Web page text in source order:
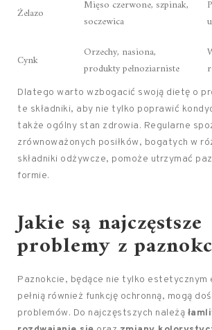
Żelazo
Mięso czerwone, szpinak,
soczewica
Cynk
Orzechy, nasiona,
produkty pełnoziarniste
Dlatego warto wzbogacić swoją dietę o
te składniki, aby nie tylko poprawić
także ogólny stan zdrowia. Regularne
zrównoważonych posiłków, bogatych w
składniki odżywcze, pomoże utrzymać
formie.
Jakie są najczęstsze
problemy z
Paznokcie, będące nie tylko estetycznym
pełnią również funkcję ochronną, mogą
problemów. Do najczęstszych należą